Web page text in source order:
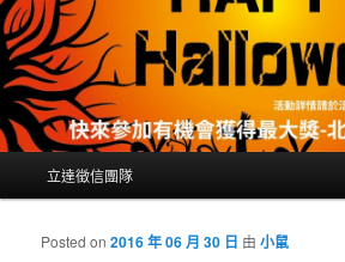
跳到主內容
跳到第二內容
立達徵信團隊
Posted on2016 年 06 月 30 日 由小鼠